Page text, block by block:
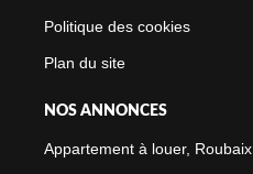
Politique des cookies
Plan du site
NOS ANNONCES
Appartement à louer, Roubaix